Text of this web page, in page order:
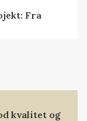
Fra
kvalitet og